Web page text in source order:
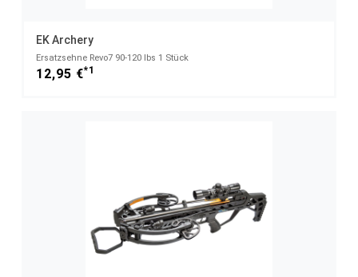
EK Archery
Ersatzsehne Revo7 90-120 lbs 1 Stück
12,95 €*1